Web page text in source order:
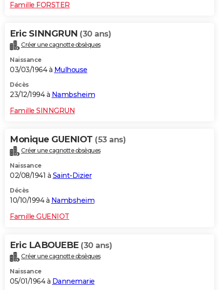
Famille FORSTER
Eric SINNGRUN (30 ans)
Créer une cagnotte obsèques
Naissance
03/03/1964 à Mulhouse
Décès
23/12/1994 à Nambsheim
Famille SINNGRUN
Monique GUENIOT (53 ans)
Créer une cagnotte obsèques
Naissance
02/08/1941 à Saint-Dizier
Décès
10/10/1994 à Nambsheim
Famille GUENIOT
Eric LABOUEBE (30 ans)
Créer une cagnotte obsèques
Naissance
05/01/1964 à Dannemarie